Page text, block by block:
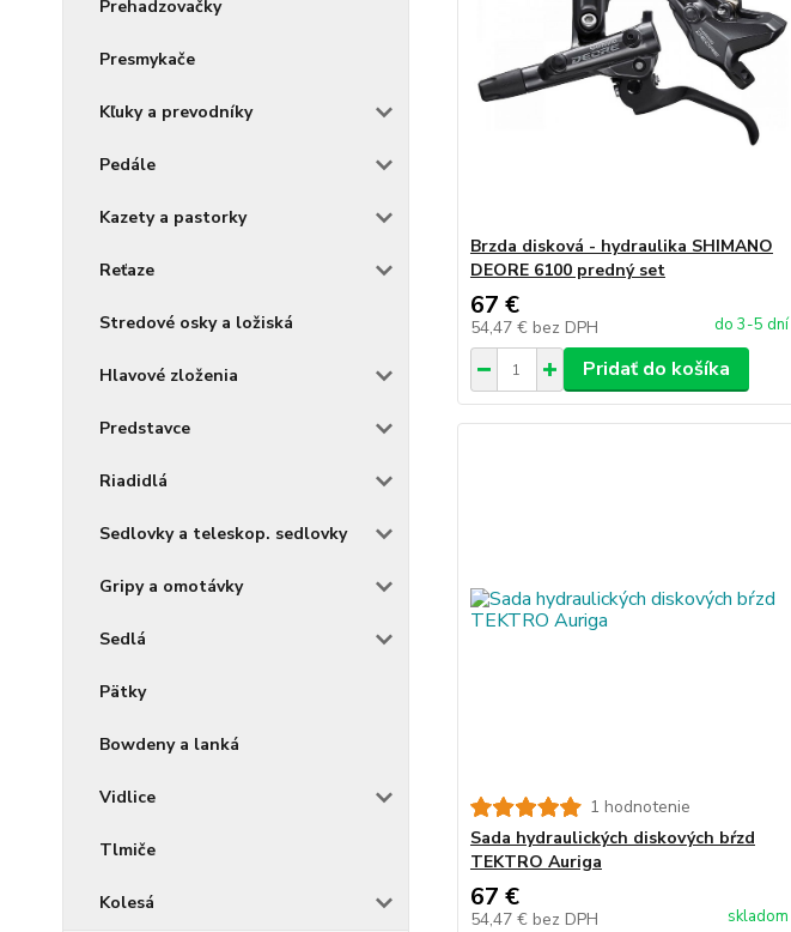
Prehadzovačky
Presmykače
Kľuky a prevodníky
Pedále
Kazety a pastorky
Reťaze
Stredové osky a ložiská
Hlavové zloženia
Predstavce
Riadidlá
Sedlovky a teleskop. sedlovky
Gripy a omotávky
Sedlá
Pätky
Bowdeny a lanká
Vidlice
Tlmiče
Kolesá
Brzda disková - hydraulika SHIMANO
DEORE 6100 predný set
67 €
54,47 € bez DPH do 3-5 dní
Pridať do košíka
1 hodnotenie
Sada hydraulických diskových bŕzd
TEKTRO Auriga
67 €
54,47 € bez DPH skladom